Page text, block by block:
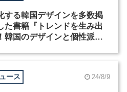
する韓国デザインを多数掲
た書籍『トレンドを生み出
韓国のデザインと個性派ブ
ース 24/8/9